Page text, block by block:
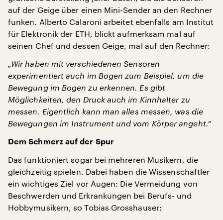
auf der Geige über einen Mini-Sender an den Rechner
funken. Alberto Calaroni arbeitet ebenfalls am Institut
für Elektronik der ETH, blickt aufmerksam mal auf
seinen Chef und dessen Geige, mal auf den Rechner:
„Wir haben mit verschiedenen Sensoren
experimentiert auch im Bogen zum Beispiel, um die
Bewegung im Bogen zu erkennen. Es gibt
Möglichkeiten, den Druck auch im Kinnhalter zu
messen. Eigentlich kann man alles messen, was die
Bewegungen im Instrument und vom Körper angeht.“
Dem Schmerz auf der Spur
Das funktioniert sogar bei mehreren Musikern, die
gleichzeitig spielen. Dabei haben die Wissenschaftler
ein wichtiges Ziel vor Augen: Die Vermeidung von
Beschwerden und Erkrankungen bei Berufs- und
Hobbymusikern, so Tobias Grosshauser: